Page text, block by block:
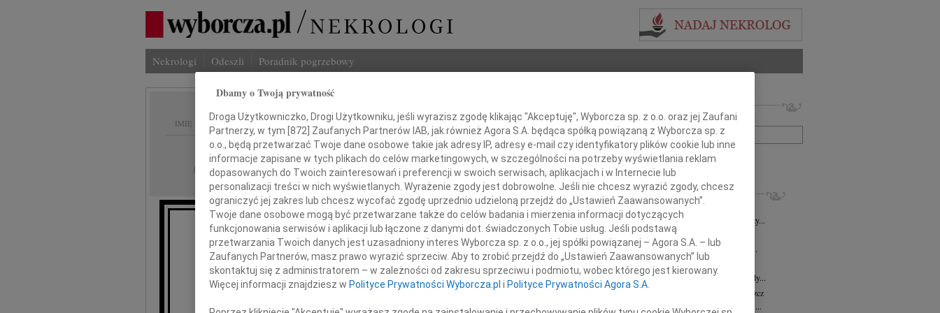
Nekrologi Odeszli Poradnik pogrzebowy
IMIĘ I NAZWISKO:
REGION: Bydgoszcz
DATA EMISJI: 27.08.2015
Z żalem przyjeliśmy wiadomość o śmierci
Jana Napierały
wieloletniego Dyrektora Oddziału PZU Życie w Bydgoszczy.
Imię i nazwisko lub numer ogłoszenia:
+ szukanie zaawansowane
INNE NEKROLOGI
06.08.2026Bydgoszcz
Sylwii Kramkowskiej wraz z Rodziną wyrazy...
05.08.2026Bydgoszcz
Arlecie Stanisławskiej oraz Jej Najbliższym...
30.07.2026
Bydgoszcz
Pani Elżbiecie Skwierzyńskiej Członkini Rady...
Janusz Ostoja-Zagórski
Bydgoszcz
Z głębokim smutkiem żegnamy prof. dr. hab....
Dbamy o Twoją prywatność
Droga Użytkowniczko, Drogi Użytkowniku, jeśli wyrazisz zgodę klikając "Akceptuję", Wyborcza sp. z o.o. oraz jej Zaufani
Partnerzy, w tym [872] Zaufanych Partnerów IAB, jak również Agora S.A. będąca spółką powiązaną z Wyborcza sp. z
o.o., będą przetwarzać Twoje dane osobowe takie jak adresy IP, adresy e-mail czy identyfikatory plików cookie lub inne
informacje zapisane w tych plikach do celów marketingowych, w szczególności na potrzeby wyświetlania reklam
dopasowanych do Twoich zainteresowań i preferencji w swoich serwisach, aplikacjach i w Internecie lub
personalizacji treści w nich wyświetlanych. Wyrażenie zgody jest dobrowolne. Jeśli nie chcesz wyrazić zgody, chcesz
ograniczyć jej zakres lub chcesz wycofać zgodę uprzednio udzieloną przejdź do „Ustawień Zaawansowanych”.
Twoje dane osobowe mogą być przetwarzane także do celów badania i mierzenia informacji dotyczących
funkcjonowania serwisów i aplikacji lub łączone z danymi dot. świadczonych Tobie usług. Jeśli podstawą
przetwarzania Twoich danych jest uzasadniony interes Wyborcza sp. z o.o., jej spółki powiązanej – Agora S.A. – lub
Zaufanych Partnerów, masz prawo wyrazić sprzeciw. Aby to zrobić przejdź do „Ustawień Zaawansowanych” lub
skontaktuj się z administratorem – w zależności od zakresu sprzeciwu i podmiotu, wobec którego jest kierowany.
Więcej informacji znajdziesz w Polityce Prywatności Wyborcza.pl i Polityce Prywatności Agora S.A.